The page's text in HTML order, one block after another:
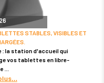
STABLES, VISIBLES ET
: la station d'accueil qui
vos tablettes en libre-